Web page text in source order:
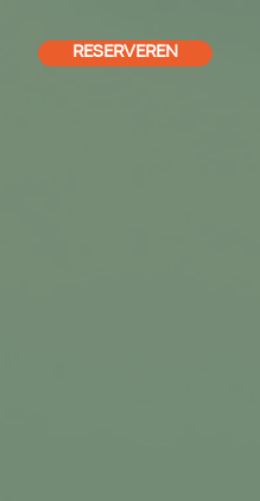
RESERVEREN